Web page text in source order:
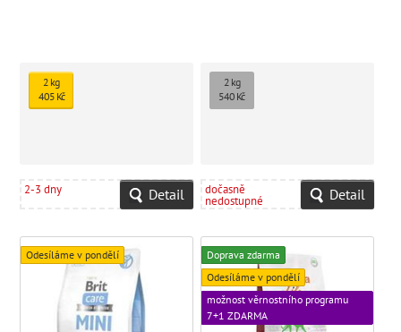
2 kg
405 Kč
2-3 dny Detail
2 kg
540 Kč
dočasně
nedostupné Detail
Odesíláme v pondělí
Doprava zdarma
Odesíláme v pondělí
možnost věrnostního programu
7+1 ZDARMA